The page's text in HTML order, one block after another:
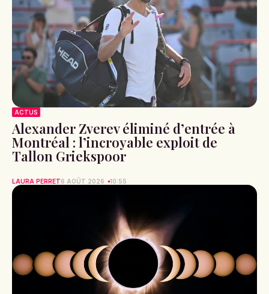
ACTUS
Alexander Zverev éliminé d’entrée à
Montréal : l’incroyable exploit de
Tallon Griekspoor
LAURA PERRET6 AOÛT 2026 10:55